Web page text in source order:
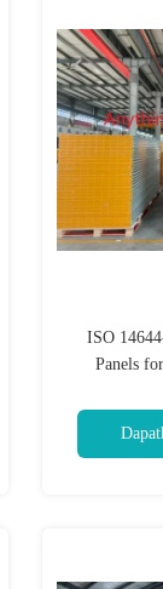
ISO
Panels